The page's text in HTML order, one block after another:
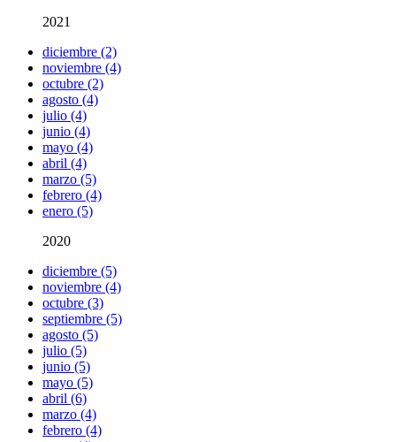
2021
diciembre (2)
noviembre (4)
octubre (2)
agosto (4)
julio (4)
junio (4)
mayo (4)
abril (4)
marzo (5)
febrero (4)
enero (5)
2020
diciembre (5)
noviembre (4)
octubre (3)
septiembre (5)
agosto (5)
julio (5)
junio (5)
mayo (5)
abril (6)
marzo (4)
febrero (4)